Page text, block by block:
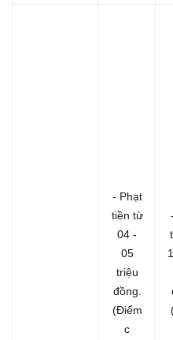
- Phạt
tiền từ
04 -
05
triệu
đồng.
(Điểm
c